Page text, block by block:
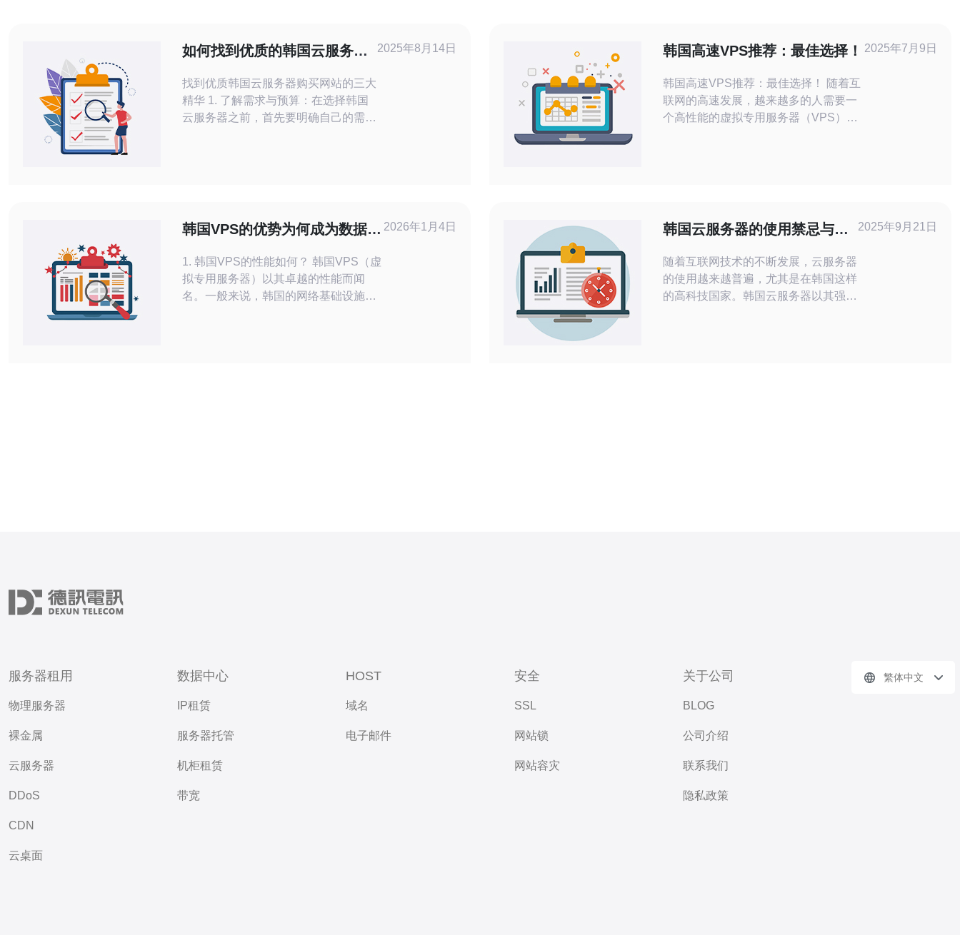
如何找到优质的韩国云服务器
找到优质韩国云服务器购买网站的三大
精华 1. 了解需求与预算：在选择韩国
云服务器之前，首先要明确自己的需求
键。可以通过查看用户评价、行业排名
及案例分析来
2025年8月14日 韩国高速VPS推荐：最佳选择！
韩国高速VPS推荐：最佳选择！ 随着互
联网的高速发展，越来越多的人需要一
个高性能的虚拟专用服务器（VPS）来
大的数据中心设施 优质的
2025年7月9日
韩国VPS的优势为何成为数据中
1. 韩国VPS的性能如何？ 韩国VPS（虚
拟专用服务器）以其卓越的性能而闻
名。一般来说，韩国的网络基础设施非
2026年1月4日
韩国云服务器的使用禁忌与安
随着互联网技术的不断发展，云服务器
的使用越来越普遍，尤其是在韩国这样
的高科技国家。韩国云服务器以其强大
2025年9月21日
服务器租用
物理服务器
裸金属
云服务器
DDoS
CDN
云桌面
数据中心
IP租赁
服务器托管
机柜租赁
带宽
HOST
域名
电子邮件
安全
SSL
网站锁
网站容灾
关于公司
BLOG
公司介绍
联系我们
隐私政策
繁体中文